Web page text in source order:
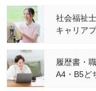
社会福祉
キャリア
履歴書・
A4・B5ど